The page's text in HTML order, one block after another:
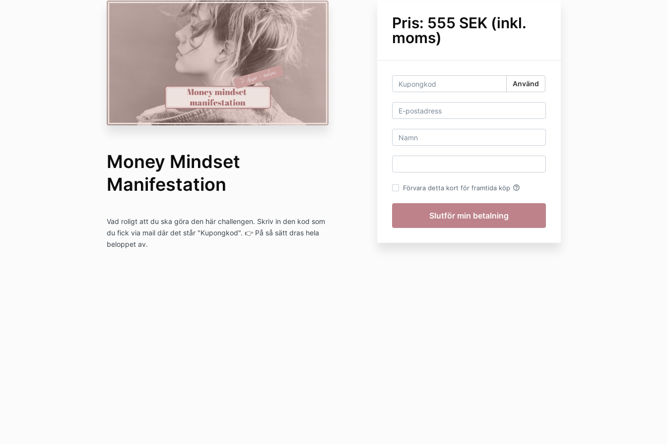
Pris: 555 SEK (inkl.
moms)
Använd
Förvara detta kort för framtida köp help_outline
Money Mindset
Manifestation
Vad roligt att du ska göra den här challengen. Skriv in den kod som
du fick via mail där det står "Kupongkod". 👉 På så sätt dras hela
beloppet av.